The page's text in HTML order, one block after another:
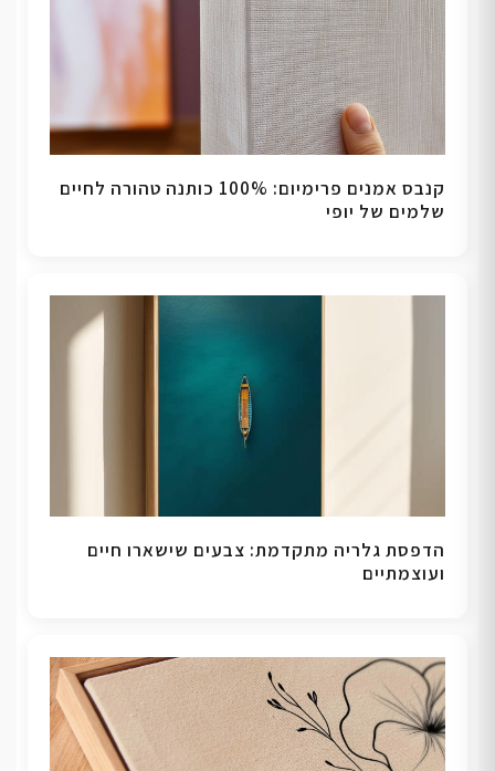
קנבס אמנים פרימיום: 100% כותנה טהורה לחיים
שלמים של יופי
הדפסת גלריה מתקדמת: צבעים שישארו חיים
ועוצמתיים